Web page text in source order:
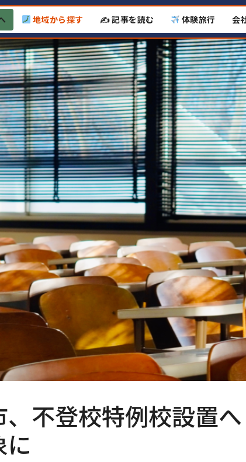
地域から探す ✍️ 記事を読む 体験旅行 会
、不登校特例校設置